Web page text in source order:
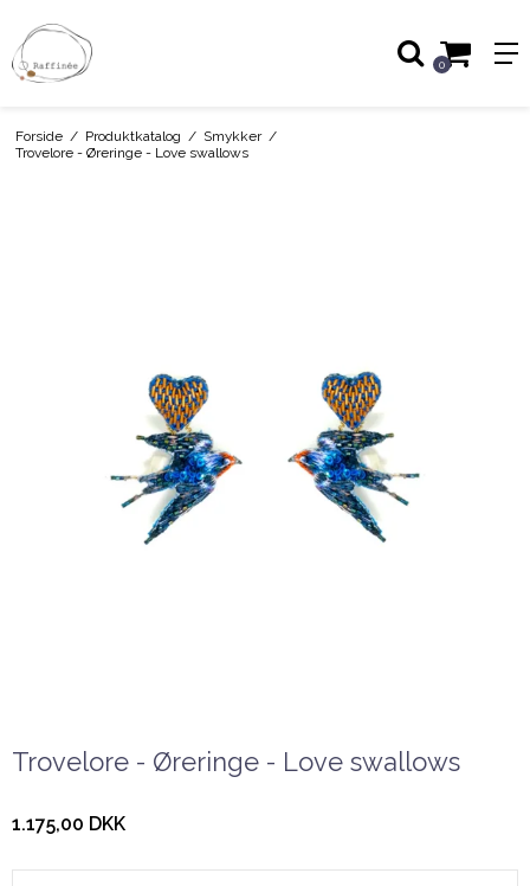
0
Forside / Produktkatalog / Smykker /
Trovelore - Øreringe - Love swallows
Trovelore - Øreringe - Love swallows
1.175,00 DKK